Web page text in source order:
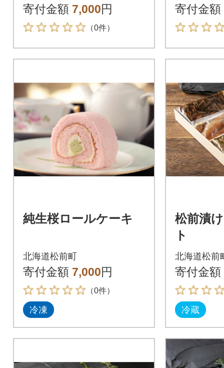
寄付金額 7,000円
（0件）
寄付金額
純生桜ロールケーキ
北海道松前町
寄付金額 7,000円
（0件）
冷凍
松前漬
ト
北海道松前
寄付金額
冷蔵